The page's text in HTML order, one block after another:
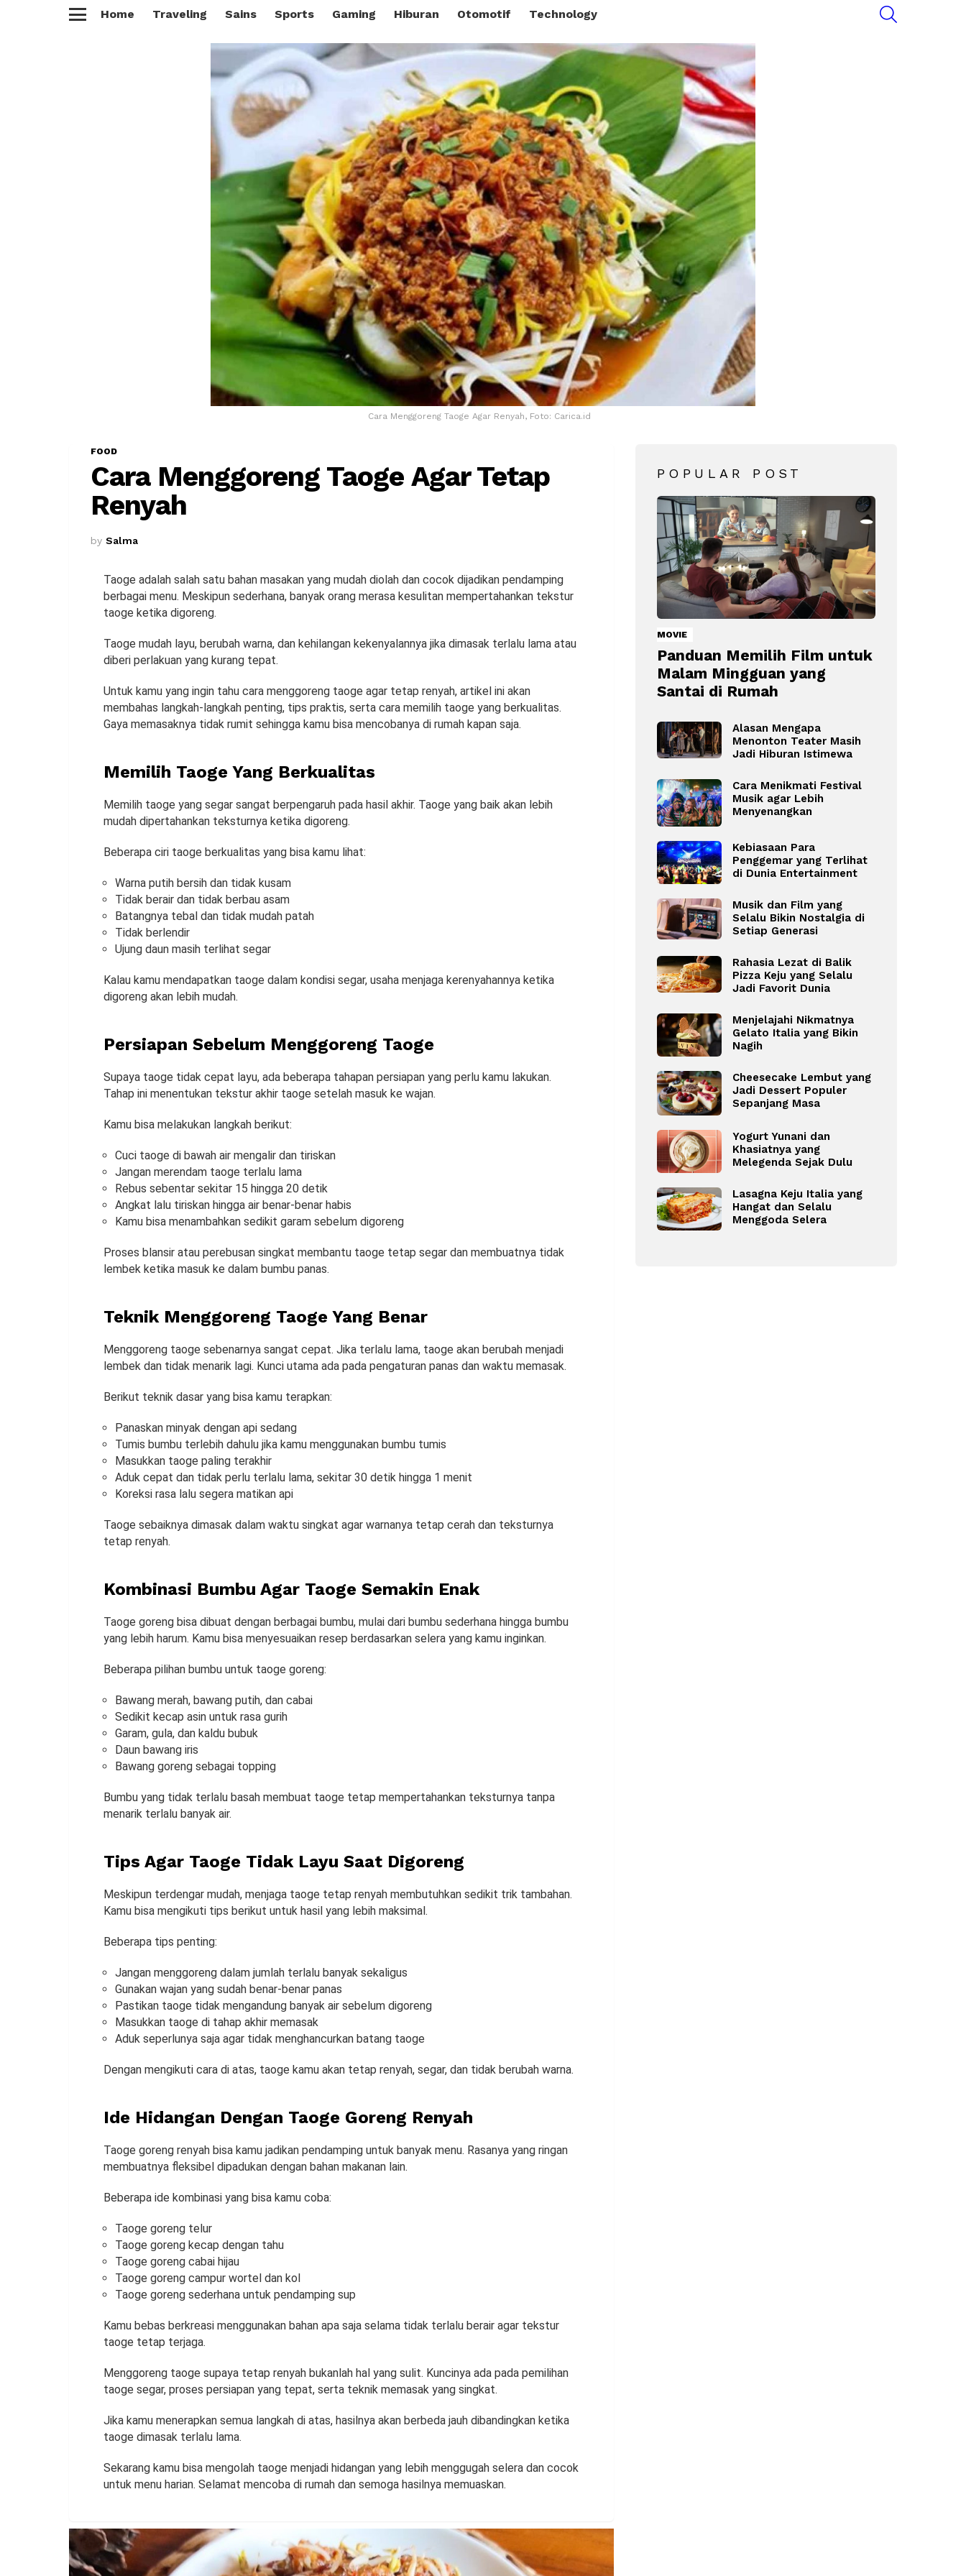
Home Traveling Sains Sports Gaming Hiburan Otomotif Technology
Cara Menggoreng Taoge Agar Renyah, Foto: Carica.id
FOOD
Cara Menggoreng Taoge Agar Tetap
Renyah
by Salma
Taoge adalah salah satu bahan masakan yang mudah diolah dan cocok dijadikan pendamping
berbagai menu. Meskipun sederhana, banyak orang merasa kesulitan mempertahankan tekstur
taoge ketika digoreng.
Taoge mudah layu, berubah warna, dan kehilangan kekenyalannya jika dimasak terlalu lama atau
diberi perlakuan yang kurang tepat.
Untuk kamu yang ingin tahu cara menggoreng taoge agar tetap renyah, artikel ini akan
membahas langkah-langkah penting, tips praktis, serta cara memilih taoge yang berkualitas.
Gaya memasaknya tidak rumit sehingga kamu bisa mencobanya di rumah kapan saja.
Memilih Taoge Yang Berkualitas
Memilih taoge yang segar sangat berpengaruh pada hasil akhir. Taoge yang baik akan lebih
mudah dipertahankan teksturnya ketika digoreng.
Beberapa ciri taoge berkualitas yang bisa kamu lihat:
Warna putih bersih dan tidak kusam
Tidak berair dan tidak berbau asam
Batangnya tebal dan tidak mudah patah
Tidak berlendir
Ujung daun masih terlihat segar
Kalau kamu mendapatkan taoge dalam kondisi segar, usaha menjaga kerenyahannya ketika
digoreng akan lebih mudah.
Persiapan Sebelum Menggoreng Taoge
Supaya taoge tidak cepat layu, ada beberapa tahapan persiapan yang perlu kamu lakukan.
Tahap ini menentukan tekstur akhir taoge setelah masuk ke wajan.
Kamu bisa melakukan langkah berikut:
Cuci taoge di bawah air mengalir dan tiriskan
Jangan merendam taoge terlalu lama
Rebus sebentar sekitar 15 hingga 20 detik
Angkat lalu tiriskan hingga air benar-benar habis
Kamu bisa menambahkan sedikit garam sebelum digoreng
Proses blansir atau perebusan singkat membantu taoge tetap segar dan membuatnya tidak
lembek ketika masuk ke dalam bumbu panas.
Teknik Menggoreng Taoge Yang Benar
Menggoreng taoge sebenarnya sangat cepat. Jika terlalu lama, taoge akan berubah menjadi
lembek dan tidak menarik lagi. Kunci utama ada pada pengaturan panas dan waktu memasak.
Berikut teknik dasar yang bisa kamu terapkan:
Panaskan minyak dengan api sedang
Tumis bumbu terlebih dahulu jika kamu menggunakan bumbu tumis
Masukkan taoge paling terakhir
Aduk cepat dan tidak perlu terlalu lama, sekitar 30 detik hingga 1 menit
Koreksi rasa lalu segera matikan api
Taoge sebaiknya dimasak dalam waktu singkat agar warnanya tetap cerah dan teksturnya
tetap renyah.
Kombinasi Bumbu Agar Taoge Semakin Enak
Taoge goreng bisa dibuat dengan berbagai bumbu, mulai dari bumbu sederhana hingga bumbu
yang lebih harum. Kamu bisa menyesuaikan resep berdasarkan selera yang kamu inginkan.
Beberapa pilihan bumbu untuk taoge goreng:
Bawang merah, bawang putih, dan cabai
Sedikit kecap asin untuk rasa gurih
Garam, gula, dan kaldu bubuk
Daun bawang iris
Bawang goreng sebagai topping
Bumbu yang tidak terlalu basah membuat taoge tetap mempertahankan teksturnya tanpa
menarik terlalu banyak air.
Tips Agar Taoge Tidak Layu Saat Digoreng
Meskipun terdengar mudah, menjaga taoge tetap renyah membutuhkan sedikit trik tambahan.
Kamu bisa mengikuti tips berikut untuk hasil yang lebih maksimal.
Beberapa tips penting:
Jangan menggoreng dalam jumlah terlalu banyak sekaligus
Gunakan wajan yang sudah benar-benar panas
Pastikan taoge tidak mengandung banyak air sebelum digoreng
Masukkan taoge di tahap akhir memasak
Aduk seperlunya saja agar tidak menghancurkan batang taoge
Dengan mengikuti cara di atas, taoge kamu akan tetap renyah, segar, dan tidak berubah warna.
Ide Hidangan Dengan Taoge Goreng Renyah
Taoge goreng renyah bisa kamu jadikan pendamping untuk banyak menu. Rasanya yang ringan
membuatnya fleksibel dipadukan dengan bahan makanan lain.
Beberapa ide kombinasi yang bisa kamu coba:
Taoge goreng telur
Taoge goreng kecap dengan tahu
Taoge goreng cabai hijau
Taoge goreng campur wortel dan kol
Taoge goreng sederhana untuk pendamping sup
Kamu bebas berkreasi menggunakan bahan apa saja selama tidak terlalu berair agar tekstur
taoge tetap terjaga.
Menggoreng taoge supaya tetap renyah bukanlah hal yang sulit. Kuncinya ada pada pemilihan
taoge segar, proses persiapan yang tepat, serta teknik memasak yang singkat.
Jika kamu menerapkan semua langkah di atas, hasilnya akan berbeda jauh dibandingkan ketika
taoge dimasak terlalu lama.
Sekarang kamu bisa mengolah taoge menjadi hidangan yang lebih menggugah selera dan cocok
untuk menu harian. Selamat mencoba di rumah dan semoga hasilnya memuaskan.
POPULAR POST
MOVIE
Panduan Memilih Film untuk
Malam Mingguan yang
Santai di Rumah
Alasan Mengapa
Menonton Teater Masih
Jadi Hiburan Istimewa
Cara Menikmati Festival
Musik agar Lebih
Menyenangkan
Kebiasaan Para
Penggemar yang Terlihat
di Dunia Entertainment
Musik dan Film yang
Selalu Bikin Nostalgia di
Setiap Generasi
Rahasia Lezat di Balik
Pizza Keju yang Selalu
Jadi Favorit Dunia
Menjelajahi Nikmatnya
Gelato Italia yang Bikin
Nagih
Cheesecake Lembut yang
Jadi Dessert Populer
Sepanjang Masa
Yogurt Yunani dan
Khasiatnya yang
Melegenda Sejak Dulu
Lasagna Keju Italia yang
Hangat dan Selalu
Menggoda Selera